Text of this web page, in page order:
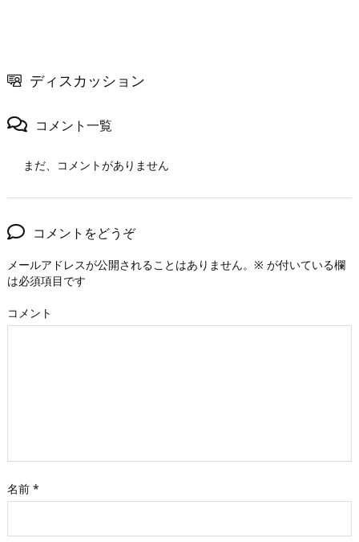
ディスカッション
コメント一覧
まだ、コメントがありません
コメントをどうぞ
メールアドレスが公開されることはありません。 ※ が付いている欄
は必須項目です
コメント
名前 *